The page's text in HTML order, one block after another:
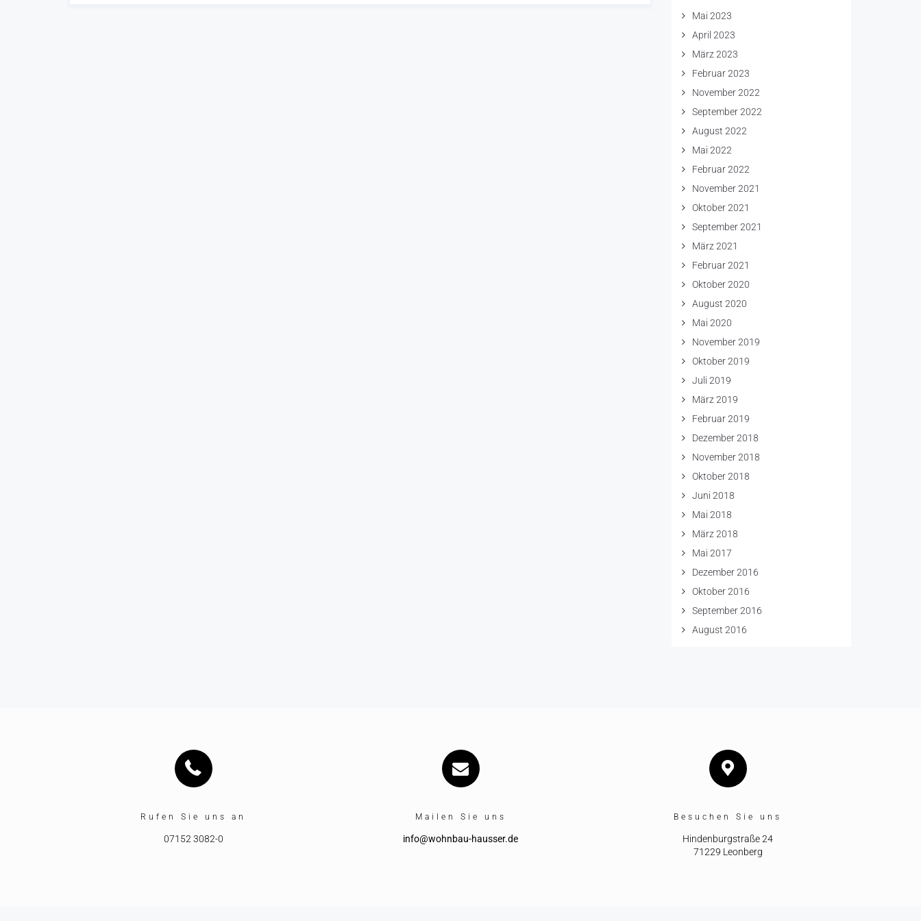
Mai 2023
April 2023
März 2023
Februar 2023
November 2022
September 2022
August 2022
Mai 2022
Februar 2022
November 2021
Oktober 2021
September 2021
März 2021
Februar 2021
Oktober 2020
August 2020
Mai 2020
November 2019
Oktober 2019
Juli 2019
März 2019
Februar 2019
Dezember 2018
November 2018
Oktober 2018
Juni 2018
Mai 2018
März 2018
Mai 2017
Dezember 2016
Oktober 2016
September 2016
August 2016
Rufen Sie uns an
07152 3082-0
Mailen Sie uns
info@wohnbau-hausser.de
Besuchen Sie uns
Hindenburgstraße 24
71229 Leonberg